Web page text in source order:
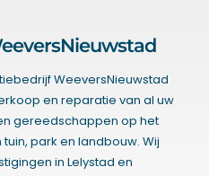
WeeversNieuwstad
en reparatie van al uw
gereedschappen op het
park en landbouw. Wij
in Lelystad en